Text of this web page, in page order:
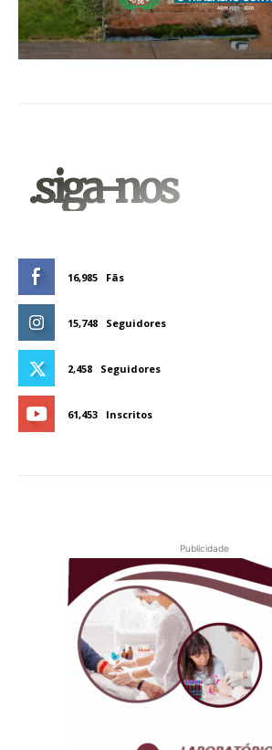
.siga-nos
16,985 Fãs
15,748 Seguidores
2,458 Seguidores
61,453 Inscritos
Publicidade